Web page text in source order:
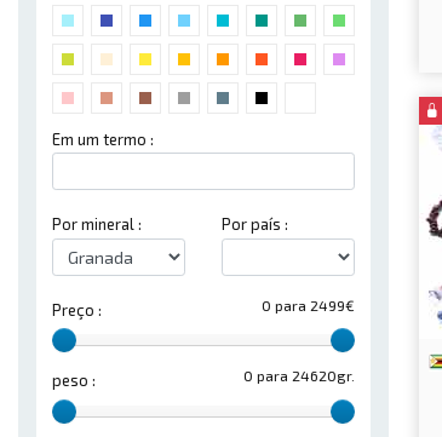
Em um termo :
Por mineral : Por país :
0 para 2499€
Preço :
0 para 24620gr.
peso :